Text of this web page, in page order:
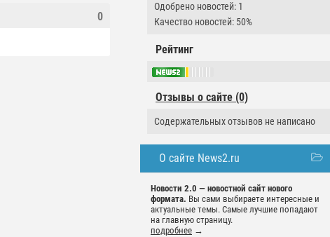
Одобрено новостей: 1
Качество новостей: 50%
Рейтинг
Отзывы о сайте (0)
Содержательных отзывов не написано
О сайте News2.ru
Новости 2.0 — новостной сайт нового
формата. Вы сами выбираете интересные и
актуальные темы. Самые лучшие попадают
на главную страницу.
подробнее →
0